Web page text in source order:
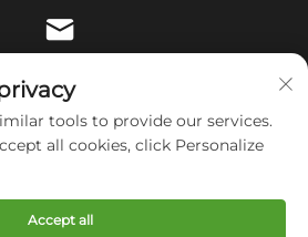
Diamond Electrical and Mechanical
droits réservés Politique de
confidentialité
tools to provide our services.
all cookies, click Personalize
Accept all